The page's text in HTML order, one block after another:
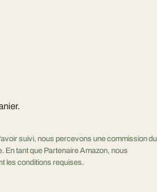
suivi, nous percevons une commission du
En tant que Partenaire Amazon, nous
les conditions requises.